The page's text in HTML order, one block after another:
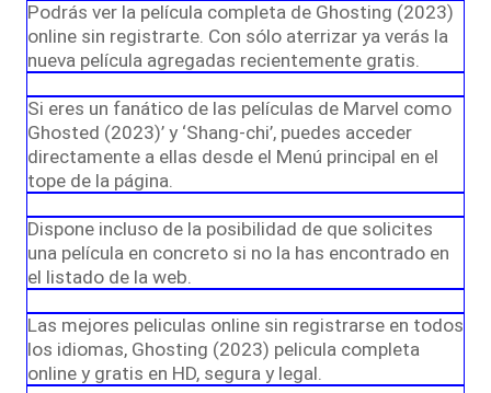
Podrás ver la película completa de Ghosting (2023)
online sin registrarte. Con sólo aterrizar ya verás la
nueva película agregadas recientemente gratis.
Si eres un fanático de las películas de Marvel como
Ghosted (2023)’ y ‘Shang-chi’, puedes acceder
directamente a ellas desde el Menú principal en el
tope de la página.
Dispone incluso de la posibilidad de que solicites
una película en concreto si no la has encontrado en
el listado de la web.
Las mejores peliculas online sin registrarse en todos
los idiomas, Ghosting (2023) pelicula completa
online y gratis en HD, segura y legal.